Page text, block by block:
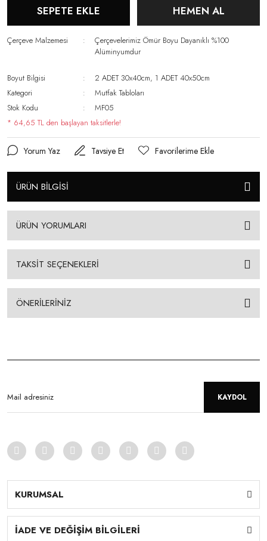
SEPETE EKLE HEMEN AL
Çerçeve Malzemesi
Çerçevelerimiz Ömür Boyu Dayanıklı %100
Alüminyumdur
Boyut Bilgisi
2 ADET 30x40cm, 1 ADET 40x50cm
Kategori
Mutfak Tabloları
Stok Kodu
MF05
* 64,65 TL den başlayan taksitlerle!
Yorum Yaz Tavsiye Et
ÜRÜN BİLGİSİ
ÜRÜN YORUMLARI
TAKSİT SEÇENEKLERİ
ÖNERİLERİNİZ
KAYDOL
KURUMSAL
İADE VE DEĞİŞİM BİLGİLERİ